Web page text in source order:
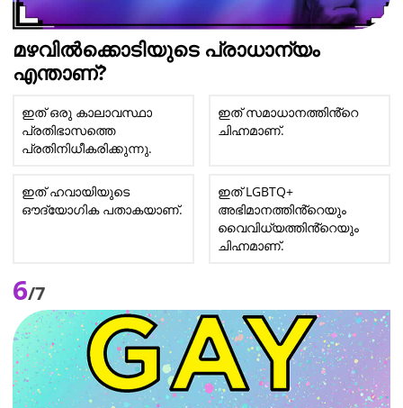
മഴവിൽക്കൊടിയുടെ പ്രാധാന്യം
എന്താണ്?
ഇത് ഒരു കാലാവസ്ഥാ
പ്രതിഭാസത്തെ
പ്രതിനിധീകരിക്കുന്നു.
ഇത് സമാധാനത്തിൻ്റെ
ചിഹ്നമാണ്.
ഇത് ഹവായിയുടെ
ഔദ്യോഗിക പതാകയാണ്.
ഇത് LGBTQ+
അഭിമാനത്തിൻ്റെയും
വൈവിധ്യത്തിൻ്റെയും
ചിഹ്നമാണ്.
6/7